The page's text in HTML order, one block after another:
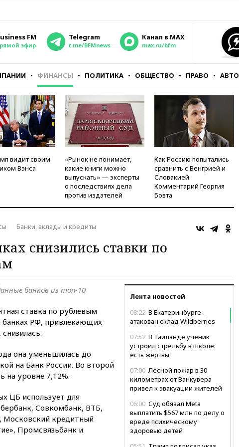
FM
эфир
Telegram
t.me/BFMnews
Канал в MAX
max.ru/bfm
ФИНАНСЫ ПОЛИТИКА ОБЩЕСТВО ПРАВО АВТО
видит своим
Вэнса
«Рынок не понимает,
какие книги можно
выпускать» — эксперты
о последствиях дела
против издателей
Как Россию попытались
сравнить с Венгрией и
Словакией.
Комментарий Георгия
Бовта
Банки, вклады и кредиты
снизились ставки по
Лента новостей
08:22 В Екатеринбурге
атакован склад Wildberries
07:52 В Таиланде ученик
устроил стрельбу в школе:
есть жертвы
07:00 Лесной пожар в 30
километрах от Ванкувера
привел к эвакуации жителей
06:00 Суд обязал Meta
выплатить $567 млн по делу о
вреде психическому
здоровью детей
банков из топ-10
ставка по рублевым
банках РФ, привлекающих
она уменьшилась до
на Банк России. Во второй
на уровне 7,12%.
ЦБ использует для
Совкомбанк, ВТБ,
Московский кредитный
Промсвязьбанк и